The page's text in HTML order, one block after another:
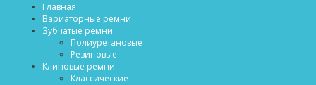
Главная
Вариаторные ремни
Зубчатые ремни
Полиуретановые
Резиновые
Клиновые ремни
Классические